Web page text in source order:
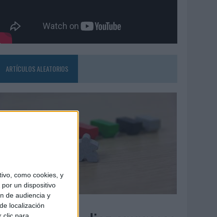
como cookies, y
un dispositivo
de audiencia y
localización
clic para
ARTÍCULOS ALEATORIOS